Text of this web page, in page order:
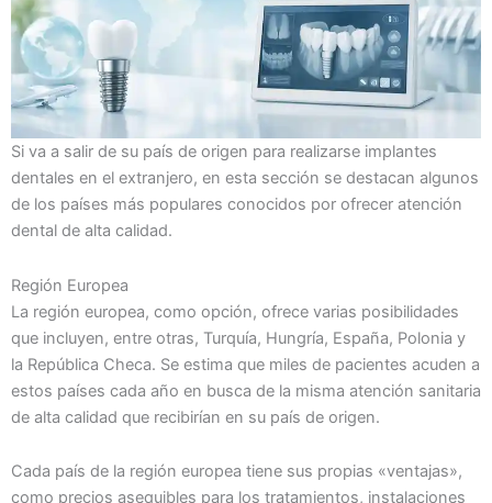
Si va a salir de su país de origen para realizarse implantes
dentales en el extranjero, en esta sección se destacan algunos
de los países más populares conocidos por ofrecer atención
dental de alta calidad.
Región Europea
La región europea, como opción, ofrece varias posibilidades
que incluyen, entre otras, Turquía, Hungría, España, Polonia y
la República Checa. Se estima que miles de pacientes acuden a
estos países cada año en busca de la misma atención sanitaria
de alta calidad que recibirían en su país de origen.
Cada país de la región europea tiene sus propias «ventajas»,
como precios asequibles para los tratamientos, instalaciones